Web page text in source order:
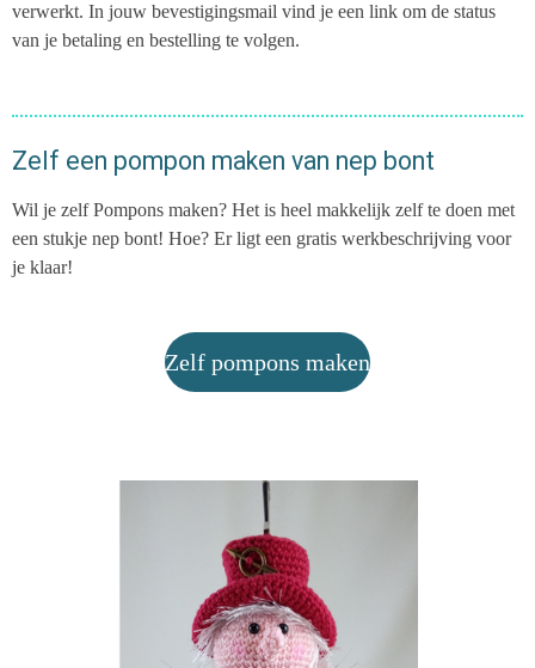
verwerkt. In jouw bevestigingsmail vind je een link om de status
van je betaling en bestelling te volgen.
Zelf een pompon maken van nep bont
Wil je zelf Pompons maken? Het is heel makkelijk zelf te doen met
een stukje nep bont! Hoe? Er ligt een gratis werkbeschrijving voor
je klaar!
Zelf pompons maken